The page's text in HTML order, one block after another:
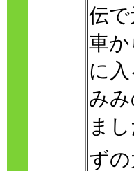
伝
車
に
み
ま
ず